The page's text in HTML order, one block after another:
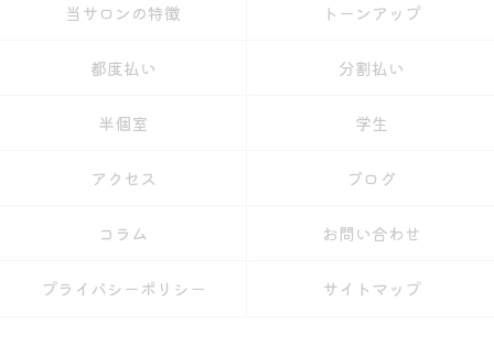
当サロンの特徴 トーンアップ
都度払い 分割払い
半個室 学生
アクセス ブログ
コラム お問い合わせ
プライバシーポリシー サイトマップ